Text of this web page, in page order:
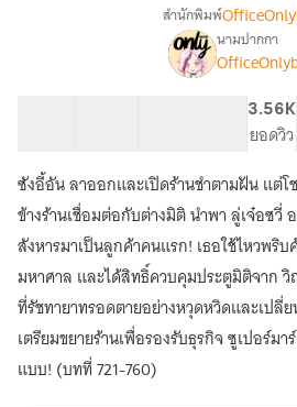
มาร์เก็ต
บ้าน
ดัน
มิติ
ได้!
เล่ม
19
เรื่อง
ตาย
ล่ะ
สิ!
ซู
เปอร์
มาร์เก็ต
บ้าน
ฉัน
ดัน
ข้าม
มิติ
ได้!
สำนักพิมพ์
นามปากกา
3.56K
ยอดวิว
ซังอี้อัน ลาออกและเปิดร้านชำตามฝัน แต่
ข้างร้านเชื่อมต่อกับต่างมิติ นำพา ลู่เจ๋อซวี่
สังหารมาเป็นลูกค้าคนแรก! เธอใช้ไหวพริ
มหาศาล และได้สิทธิ์ควบคุมประตูมิติจาก
ที่รัชทายาทรอดตายอย่างหวุดหวิดและเปลี่
เตรียมขยายร้านเพื่อรองรับธุรกิจ ซูเปอร์ม
แบบ! (บทที่ 721-760)